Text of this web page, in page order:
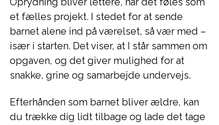
et fælles projekt. I stedet for at sende
barnet alene ind på værelset, så vær med –
især i starten. Det viser, at I står sammen om
opgaven, og det giver mulighed for at
snakke, grine og samarbejde undervejs.
Efterhånden som barnet bliver ældre, kan
du trække dig lidt tilbage og lade det tage